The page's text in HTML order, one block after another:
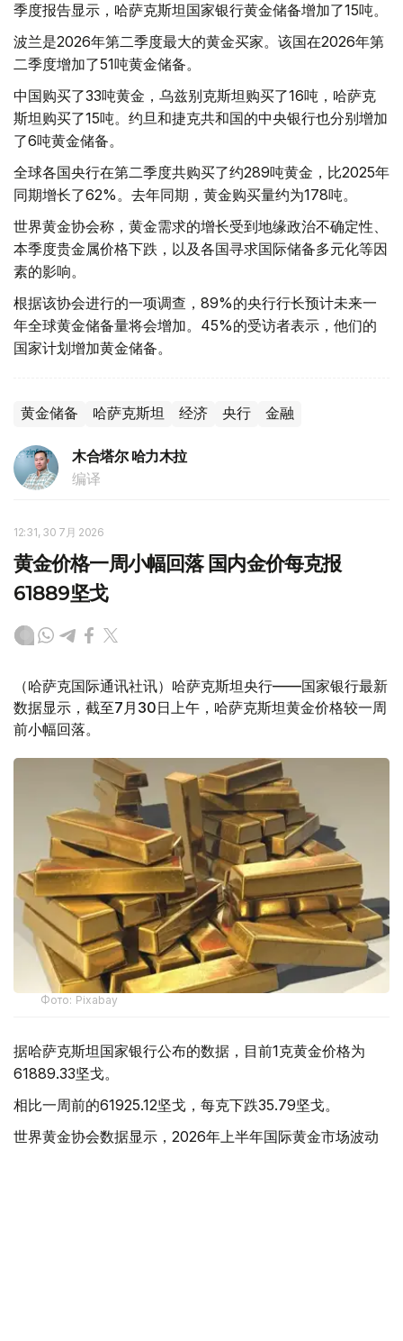
季度报告显示，哈萨克斯坦国家银行黄金储备增加了15吨。
波兰是2026年第二季度最大的黄金买家。该国在2026年第
二季度增加了51吨黄金储备。
中国购买了33吨黄金，乌兹别克斯坦购买了16吨，哈萨克
斯坦购买了15吨。约旦和捷克共和国的中央银行也分别增加
了6吨黄金储备。
全球各国央行在第二季度共购买了约289吨黄金，比2025年
同期增长了62%。去年同期，黄金购买量约为178吨。
世界黄金协会称，黄金需求的增长受到地缘政治不确定性、
本季度贵金属价格下跌，以及各国寻求国际储备多元化等因
素的影响。
根据该协会进行的一项调查，89%的央行行长预计未来一
年全球黄金储备量将会增加。45%的受访者表示，他们的
国家计划增加黄金储备。
黄金储备 哈萨克斯坦 经济 央行 金融
木合塔尔 哈力木拉
编译
12:31, 30 7月 2026
黄金价格一周小幅回落 国内金价每克报
61889坚戈
（哈萨克国际通讯社讯）哈萨克斯坦央行——国家银行最新
数据显示，截至7月30日上午，哈萨克斯坦黄金价格较一周
前小幅回落。
Фото: Pixabay
据哈萨克斯坦国家银行公布的数据，目前1克黄金价格为
61889.33坚戈。
相比一周前的61925.12坚戈，每克下跌35.79坚戈。
世界黄金协会数据显示，2026年上半年国际黄金市场波动